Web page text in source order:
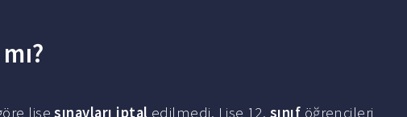
lisesınavları iptal edilmedi. Lise 12. sınıf öğrencileri